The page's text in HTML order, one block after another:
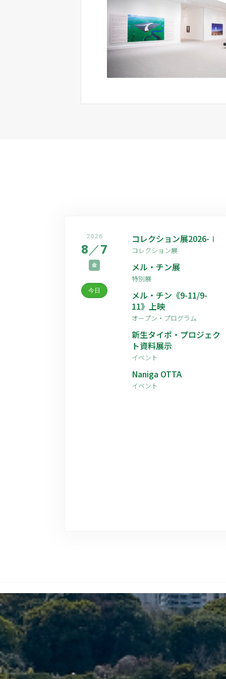
2026
8／7
金
今日
コレクション展2026-Ⅰ
コレクション展
メル・チン展
特別展
メル・チン《9-11/9-
11》上映
オープン・プログラム
新生タイポ・プロジェク
ト資料展示
イベント
Naniga OTTA
イベント